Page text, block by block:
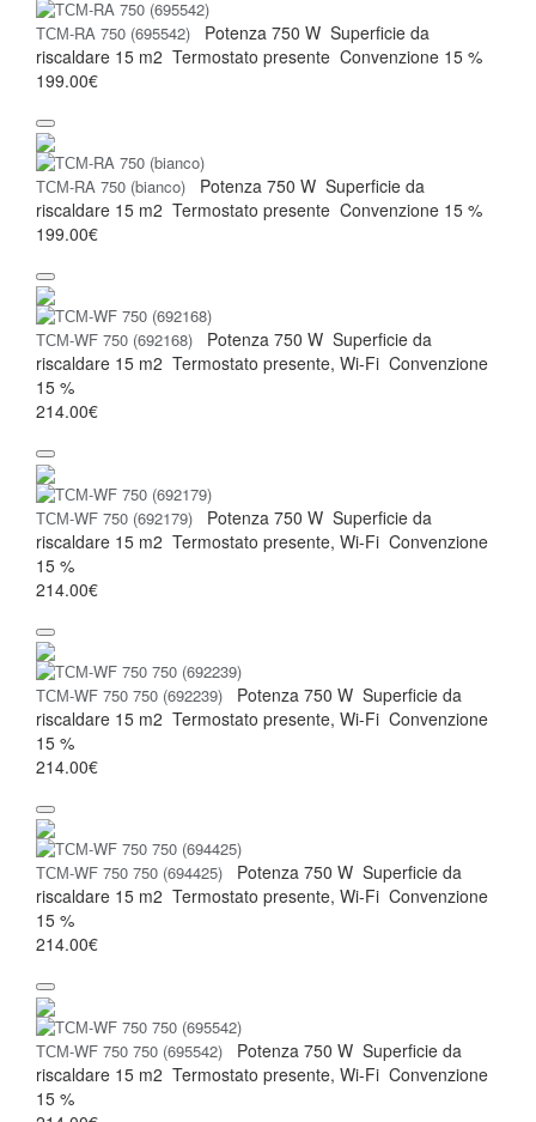
ТСМ-RA 750 (695542) Potenza 750 W Superficie da
riscaldare 15 m2 Termostato presente Convenzione 15 %
199.00€
ТСМ-RA 750 (bianco) Potenza 750 W Superficie da
riscaldare 15 m2 Termostato presente Convenzione 15 %
199.00€
ТСМ-WF 750 (692168) Potenza 750 W Superficie da
riscaldare 15 m2 Termostato presente, Wi-Fi Convenzione
15 %
214.00€
ТСМ-WF 750 (692179) Potenza 750 W Superficie da
riscaldare 15 m2 Termostato presente, Wi-Fi Convenzione
15 %
214.00€
ТСМ-WF 750 750 (692239) Potenza 750 W Superficie da
riscaldare 15 m2 Termostato presente, Wi-Fi Convenzione
15 %
214.00€
ТСМ-WF 750 750 (694425) Potenza 750 W Superficie da
riscaldare 15 m2 Termostato presente, Wi-Fi Convenzione
15 %
214.00€
ТСМ-WF 750 750 (695542) Potenza 750 W Superficie da
riscaldare 15 m2 Termostato presente, Wi-Fi Convenzione
15 %